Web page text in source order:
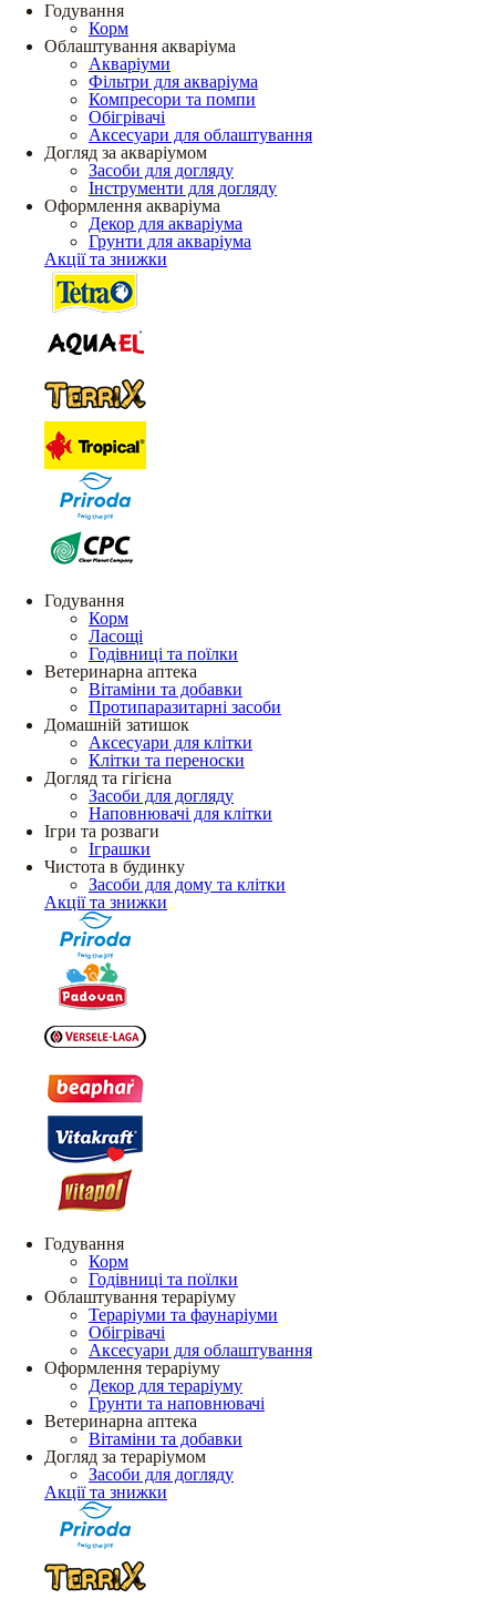
Годування
Корм
Облаштування акваріума
Акваріуми
Фільтри для акваріума
Компресори та помпи
Обігрівачі
Аксесуари для облаштування
Догляд за акваріумом
Засоби для догляду
Інструменти для догляду
Оформлення акваріума
Декор для акваріума
Грунти для акваріума
Акції та знижки
Годування
Корм
Ласощі
Годівниці та поїлки
Ветеринарна аптека
Вітаміни та добавки
Протипаразитарні засоби
Домашній затишок
Аксесуари для клітки
Клітки та переноски
Догляд та гігієна
Засоби для догляду
Наповнювачі для клітки
Ігри та розваги
Іграшки
Чистота в будинку
Засоби для дому та клітки
Акції та знижки
Годування
Корм
Годівниці та поїлки
Облаштування тераріуму
Тераріуми та фаунаріуми
Обігрівачі
Аксесуари для облаштування
Оформлення тераріуму
Декор для тераріуму
Грунти та наповнювачі
Ветеринарна аптека
Вітаміни та добавки
Догляд за тераріумом
Засоби для догляду
Акції та знижки